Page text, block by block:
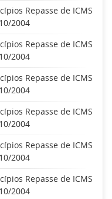
Repasse de ICMS
2004
Repasse de ICMS
2004
Repasse de ICMS
2004
Repasse de ICMS
2004
Repasse de ICMS
2004
Repasse de ICMS
2004